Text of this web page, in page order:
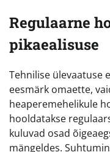
Regulaarne
pikaealisuse
Tehnilise ülevaatuse
eesmärk omaette,
heaperemehelikule
hooldatakse
kuluvad osad
mängeldes.